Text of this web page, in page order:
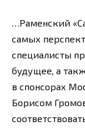
…Раменский
самых
специалисты
будущее, а
в спонсорах
Борисом